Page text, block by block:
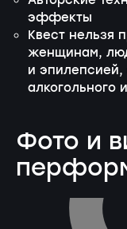
эффекты
Квест нельзя
женщинам,
и эпилепсией,
алкогольного
Фото и